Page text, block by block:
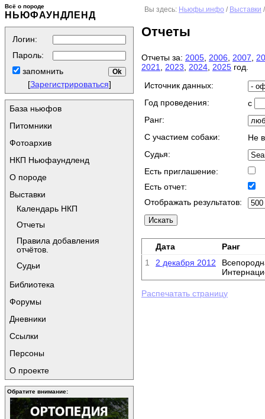
Всё о породе
НЬЮФАУНДЛЕНД
Логин:
Пароль:
запомнить
[Зарегистрироваться]
База ньюфов
Питомники
Фотоархив
НКП Ньюфаундленд
О породе
Выставки
Календарь НКП
Отчеты
Правила добавления
отчётов.
Судьи
Библиотека
Форумы
Дневники
Ссылки
Персоны
О проекте
Обратите внимание:
Вы здесь: Ньюфы.инфо / Выставки
Отчеты
Отчеты за: 2005 2006 2007
2021
2023 2024 2025 год.
Источник данных:
Год проведения:
с
Ранг:
C участием собаки:
Не
Судья:
Есть приглашение:
Есть отчет:
Отображать результатов:
Дата
Ранг
1
2 декабря 2012
Распечатать страницу